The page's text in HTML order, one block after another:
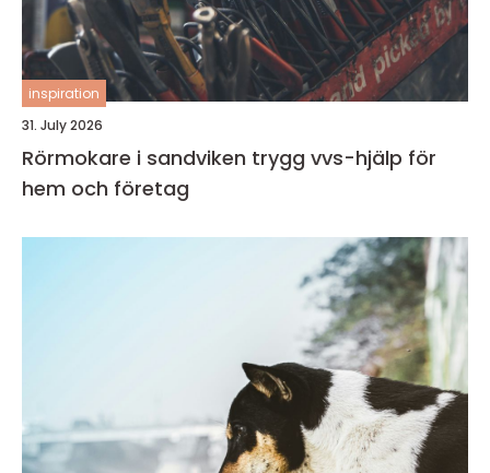
inspiration
31. July 2026
Rörmokare i sandviken trygg vvs-hjälp för
hem och företag